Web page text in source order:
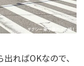
ればOKなので、